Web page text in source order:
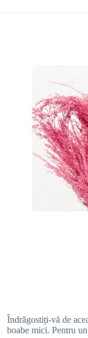
Îndrăgostiți-vă de
boabe mici. Pentru